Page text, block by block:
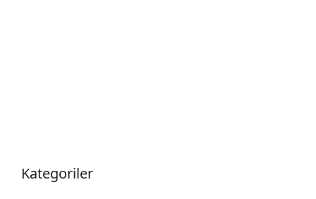
Kategoriler